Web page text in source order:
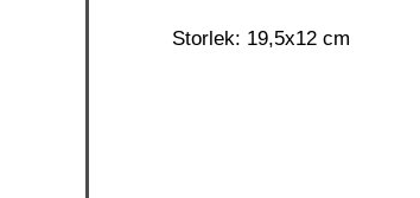
Storlek: 19,5x12 cm